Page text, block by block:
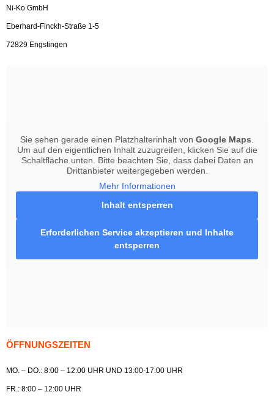
Ni-Ko GmbH
Eberhard-Finckh-Straße 1-5
72829 Engstingen
Sie sehen gerade einen Platzhalterinhalt von Google Maps
Um auf den eigentlichen Inhalt zuzugreifen, klicken Sie auf die
Schaltfläche unten. Bitte beachten Sie, dass dabei Daten an
Drittanbieter weitergegeben werden.
Mehr Informationen
Inhalt entsperren
Erforderlichen Service akzeptieren und Inhalte
entsperren
ÖFFNUNGSZEITEN
MO. – DO.: 8:00 – 12:00 UHR UND 13:00-17:00 UHR
FR.: 8:00 – 12:00 UHR